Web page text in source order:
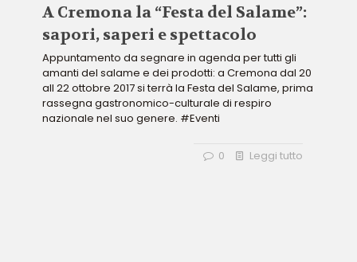
A Cremona la “Festa del Salame”:
sapori, saperi e spettacolo
Appuntamento da segnare in agenda per tutti gli
amanti del salame e dei prodotti: a Cremona dal 20
all 22 ottobre 2017 si terrà la Festa del Salame, prima
rassegna gastronomico-culturale di respiro
nazionale nel suo genere. #Eventi
0 Leggi tutto